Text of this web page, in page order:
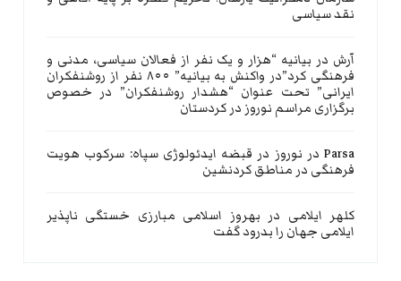
نقد سیاسی
آرش در بیانیه “هزار و یک نفر از فعالان سیاسی، مدنی و
فرهنگی کرد”در واکنش به بیانیه” ۸۰۰ نفر از روشنفکران
ایرانی” تحت عنوان “هشدار روشنفکران” در خصوص
برگزاری مراسم نوروز در کردستان
Parsa در نوروز در قبضه ایدئولوژی سپاه: سرکوب هویت
فرهنگی در مناطق کردنشین
کلهر ایلامی در بهروز اسلامی مبارزی خستگی ناپذیر
ایلامی جهان را بدرود گفت